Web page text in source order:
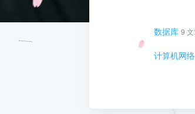
数据库 9
计算机网络